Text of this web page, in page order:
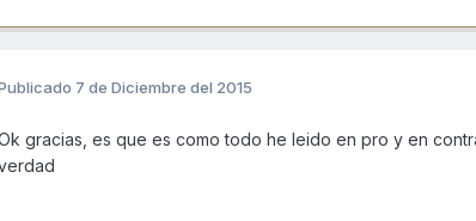
7 de Diciembre del 2015
gracias, es que es como todo he leido en pro y en